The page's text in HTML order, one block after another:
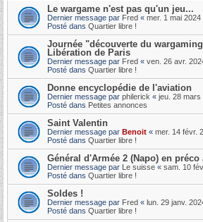
Le wargame n'est pas qu'un jeu...
Dernier message par Fred « mer. 1 mai 2024
Posté dans Quartier libre !
Journée "découverte du
Libération de Paris
Dernier message par Fred « ven. 26 avr.
Posté dans Quartier libre !
Donne encyclopédie de l'aviation
Dernier message par philerick « jeu. 28 mars
Posté dans Petites annonces
Saint Valentin
Dernier message par Benoit « mer. 14 févr.
Posté dans Quartier libre !
Général d'Armée 2 (Napo) en préco
Dernier message par Le suisse « sam. 10
Posté dans Quartier libre !
Soldes !
Dernier message par Fred « lun. 29 janv.
Posté dans Quartier libre !